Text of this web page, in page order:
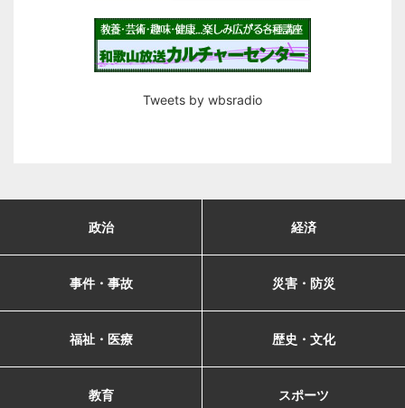
Tweets by wbsradio
政治 経済
事件・事故 災害・防災
福祉・医療 歴史・文化
教育 スポーツ